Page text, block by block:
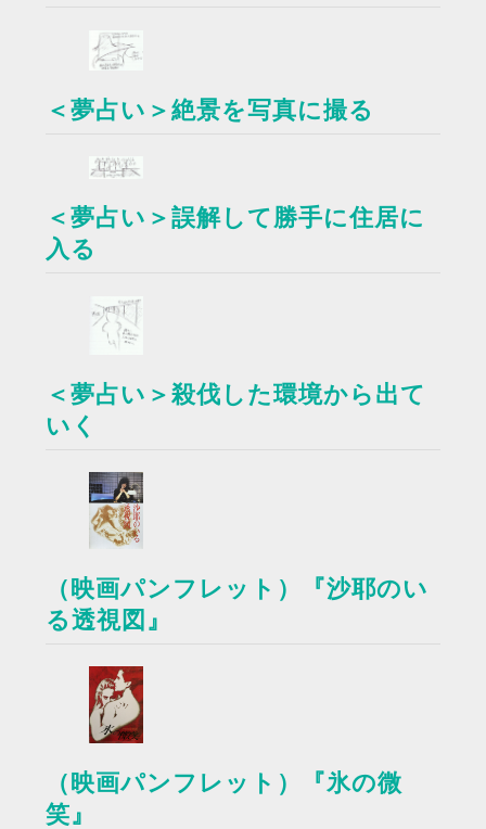
＜夢占い＞絶景を写真に撮る
＜夢占い＞誤解して勝手に住居に
入る
＜夢占い＞殺伐した環境から出て
いく
（映画パンフレット）『沙耶のい
る透視図』
（映画パンフレット）『氷の微
笑』